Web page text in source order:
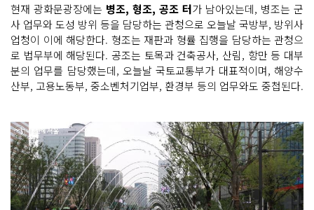
현재 광화문광장에는 병조, 형조, 공조 터가 남아있는데, 병조는 군
사 업무와 도성 방위 등을 담당하는 관청으로 오늘날 국방부, 방위사
업청이 이에 해당한다. 형조는 재판과 형률 집행을 담당하는 관청으
로 법무부에 해당된다. 공조는 토목과 건축공사, 산림, 항만 등 대부
분의 업무를 담당했는데, 오늘날 국토교통부가 대표적이며, 해양수
산부, 고용노동부, 중소벤처기업부, 환경부 등의 업무와도 중첩된다.